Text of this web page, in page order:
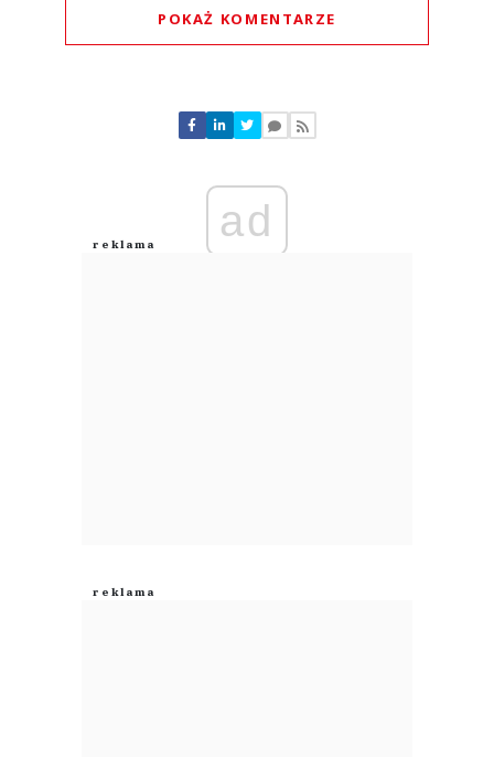
POKAŻ KOMENTARZE
Nie znaleziono komentarzy
Zostaw swoje komentarze
Anuluj
ad